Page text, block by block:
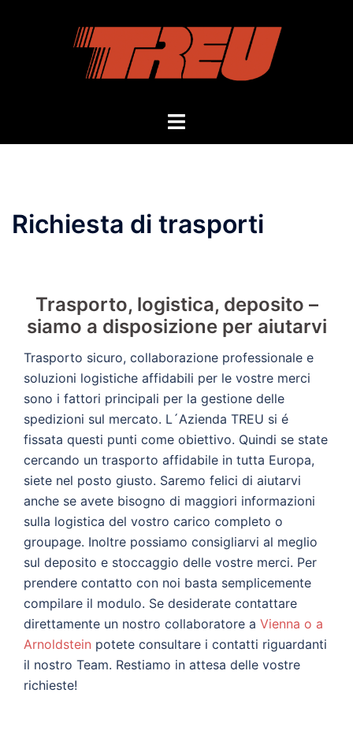
Mostra/Nascondi
Richiesta di trasporti
Trasporto, logistica, deposito –
siamo a disposizione per aiutarvi
Trasporto sicuro, collaborazione professionale e
soluzioni logistiche affidabili per le vostre merci
sono i fattori principali per la gestione delle
spedizioni sul mercato. L´Azienda TREU si é
fissata questi punti come obiettivo. Quindi se state
cercando un trasporto affidabile in tutta Europa,
siete nel posto giusto. Saremo felici di aiutarvi
anche se avete bisogno di maggiori informazioni
sulla logistica del vostro carico completo o
groupage. Inoltre possiamo consigliarvi al meglio
sul deposito e stoccaggio delle vostre merci. Per
prendere contatto con noi basta semplicemente
compilare il modulo. Se desiderate contattare
direttamente un nostro collaboratore a Vienna o a
Arnoldstein potete consultare i contatti riguardanti
il nostro Team. Restiamo in attesa delle vostre
richieste!